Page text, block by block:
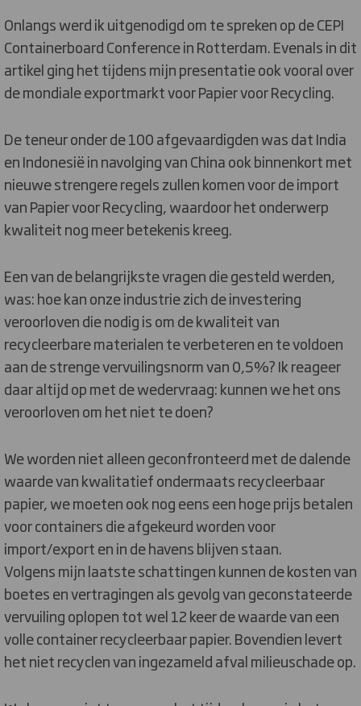
Onlangs werd ik uitgenodigd om te spreken op de CEPI
Containerboard Conference in Rotterdam. Evenals in dit
artikel ging het tijdens mijn presentatie ook vooral over
de mondiale exportmarkt voor Papier voor Recycling.
De teneur onder de 100 afgevaardigden was dat India
en Indonesië in navolging van China ook binnenkort met
nieuwe strengere regels zullen komen voor de import
van Papier voor Recycling, waardoor het onderwerp
kwaliteit nog meer betekenis kreeg.
Een van de belangrijkste vragen die gesteld werden,
was: hoe kan onze industrie zich de investering
veroorloven die nodig is om de kwaliteit van
recycleerbare materialen te verbeteren en te voldoen
aan de strenge vervuilingsnorm van 0,5%? Ik reageer
daar altijd op met de wedervraag: kunnen we het ons
veroorloven om het niet te doen?
We worden niet alleen geconfronteerd met de dalende
waarde van kwalitatief ondermaats recycleerbaar
papier, we moeten ook nog eens een hoge prijs betalen
voor containers die afgekeurd worden voor
import/export en in de havens blijven staan.
Volgens mijn laatste schattingen kunnen de kosten van
boetes en vertragingen als gevolg van geconstateerde
vervuiling oplopen tot wel 12 keer de waarde van een
volle container recycleerbaar papier. Bovendien levert
het niet recyclen van ingezameld afval milieuschade op.